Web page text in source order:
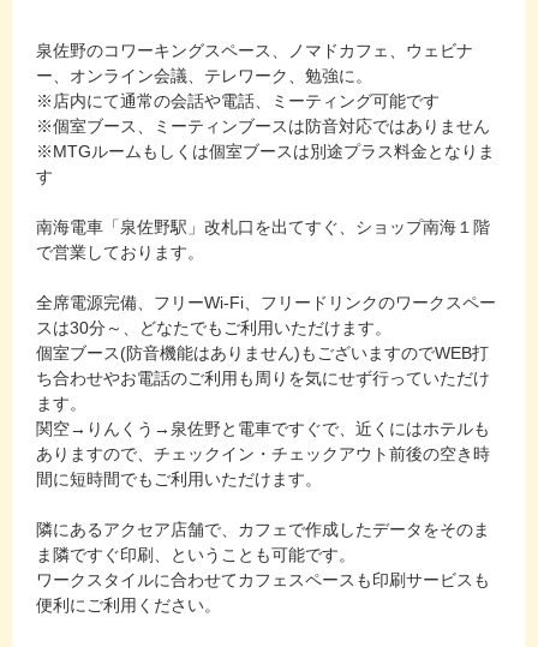
泉佐野のコワーキングスペース、ノマドカフェ、ウェビナ
ー、オンライン会議、テレワーク、勉強に。
※店内にて通常の会話や電話、ミーティング可能です
※個室ブース、ミーティンブースは防音対応ではありません
※MTGルームもしくは個室ブースは別途プラス料金となりま
す
南海電車「泉佐野駅」改札口を出てすぐ、ショップ南海１階
で営業しております。
全席電源完備、フリーWi-Fi、フリードリンクのワークスペー
スは30分～、どなたでもご利用いただけます。
個室ブース(防音機能はありません)もございますのでWEB打
ち合わせやお電話のご利用も周りを気にせず行っていただけ
ます。
関空→りんくう→泉佐野と電車ですぐで、近くにはホテルも
ありますので、チェックイン・チェックアウト前後の空き時
間に短時間でもご利用いただけます。
隣にあるアクセア店舗で、カフェで作成したデータをそのま
ま隣ですぐ印刷、ということも可能です。
ワークスタイルに合わせてカフェスペースも印刷サービスも
便利にご利用ください。